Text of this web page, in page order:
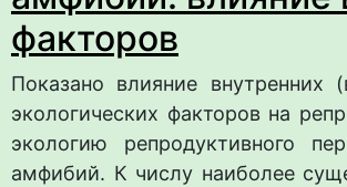
факторов
Показано влияние внутренних
экологических факторов на
экологию репродуктивного
амфибий. К числу наиболее